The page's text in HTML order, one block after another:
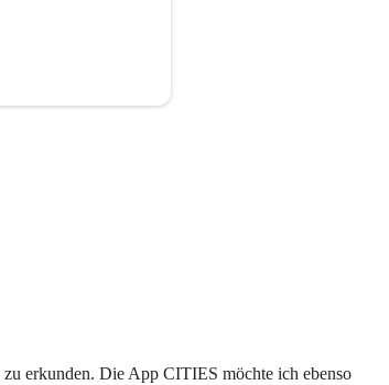
erkunden. Die App CITIES möchte ich ebenso